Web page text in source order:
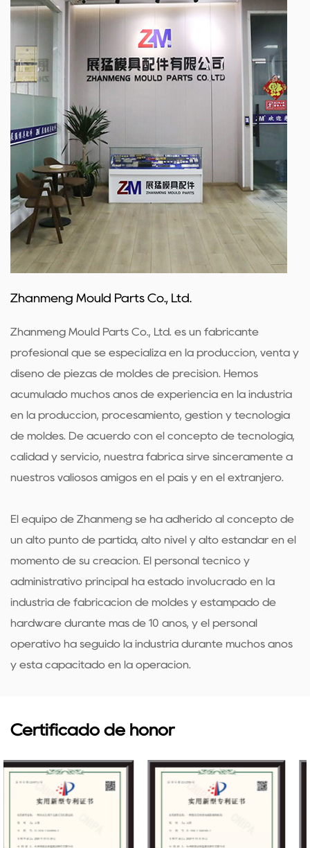
condiciones exigentes, mientras que la resistencia a
altas temperaturas amplía su aplicabilidad.
Centrándose en la tolerancia de precisión, estas piezas
de molde garantizan un ajuste con los moldes de
plástico, lo que contribuye a la eficiencia general del
proceso de moldeo. La compatibilidad y la facilidad de
instalación mejoran aún más la experiencia del usuario,
lo que hace que nuestras piezas de molde de ladrillos
entrelazados cuadrados sean una opción confiable
para diversas industrias.
Invierta en piezas de moldes de ladrillos entrelazados
cuadrados: su clave para un moldeado de precisión y
un rendimiento duradero.
Zhanmeng Mould Parts Co., Ltd.
Zhanmeng Mould Parts Co., Ltd. es un fabricante
profesional que se especializa en la producción, venta y
diseño de piezas de moldes de precisión. Hemos
acumulado muchos años de experiencia en la industria
en la producción, procesamiento, gestión y tecnología
de moldes. De acuerdo con el concepto de tecnología,
calidad y servicio, nuestra fábrica sirve sinceramente a
nuestros valiosos amigos en el país y en el extranjero.
El equipo de Zhanmeng se ha adherido al concepto de
un alto punto de partida, alto nivel y alto estándar en el
momento de su creación. El personal técnico y
administrativo principal ha estado involucrado en la
industria de fabricación de moldes y estampado de
hardware durante más de 10 años, y el personal
operativo ha seguido la industria durante muchos años
y está capacitado en la operación.
Certificado de honor